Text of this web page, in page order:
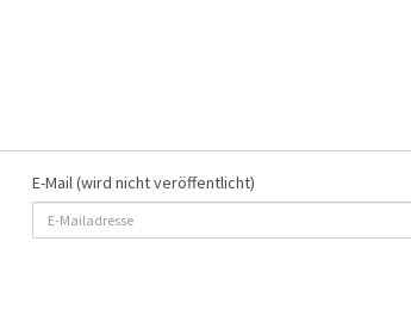
E-Mail (wird nicht veröffentlicht)